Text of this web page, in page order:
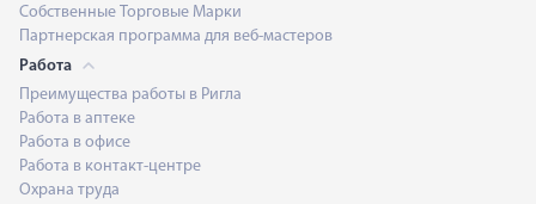
Собственные Торговые Марки
Партнерская программа для веб-мастеров
Работа
Преимущества работы в Ригла
Работа в аптеке
Работа в офисе
Работа в контакт-центре
Охрана труда